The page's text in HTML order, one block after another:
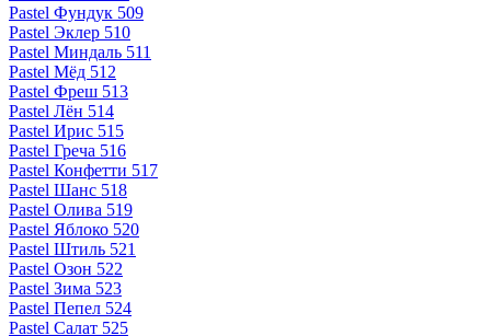
Pastel Фундук 509
Pastel Эклер 510
Pastel Миндаль 511
Pastel Мёд 512
Pastel Фреш 513
Pastel Лён 514
Pastel Ирис 515
Pastel Греча 516
Pastel Конфетти 517
Pastel Шанс 518
Pastel Олива 519
Pastel Яблоко 520
Pastel Штиль 521
Pastel Озон 522
Pastel Зима 523
Pastel Пепел 524
Pastel Салат 525